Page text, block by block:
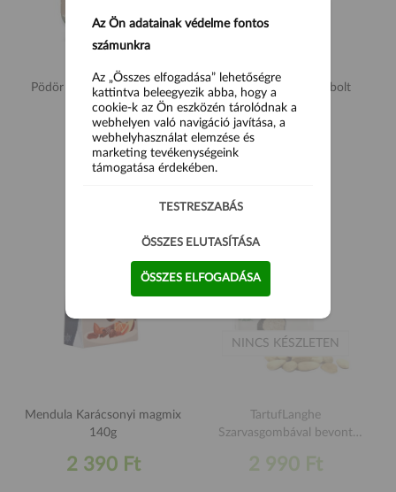
Pödör Piemonti mogyoró -
natúr 100g
2 990 Ft
Pistacchio Sofì Darabolt
pisztácia 100g
4 990 Ft
Mendula Karácsonyi magmix
140g
2 390 Ft
NINCS KÉSZLETEN
TartufLanghe
Szarvasgombával bevont
2 990 Ft
Az Ön adatainak védelme fontos
számunkra
Az „Összes elfogadása” lehetőségre
kattintva beleegyezik abba, hogy a
cookie-k az Ön eszközén tárolódnak a
webhelyen való navigáció javítása, a
webhelyhasználat elemzése és
marketing tevékenységeink
támogatása érdekében.
TESTRESZABÁS
ÖSSZES ELUTASÍTÁSA
ÖSSZES ELFOGADÁSA